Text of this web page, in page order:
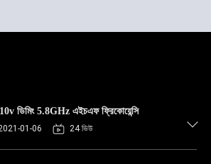
ডিমিং 5.8GHz এইচএফ ফ্রিকোয়েন্সি
01-06 24 ভিউ